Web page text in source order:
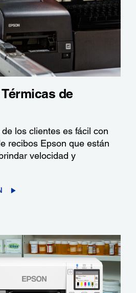
de
los clientes es fácil con
recibos Epson que están
velocidad y